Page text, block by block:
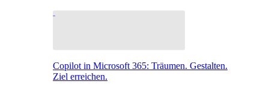
Copilot in Microsoft 365: Träumen. Gestalten.
Ziel erreichen.